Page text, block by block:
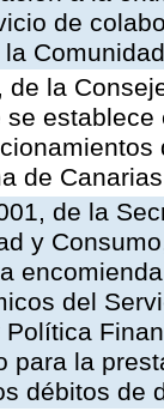
de
de la
de Canarias
de la
y
del
Política
para la
débitos de